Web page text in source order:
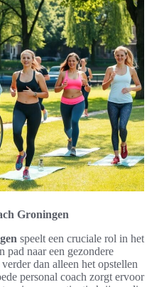
Groningen
speelt een cruciale rol in het
pad naar een gezondere
dan alleen het opstellen
personal coach zorgt ervoor